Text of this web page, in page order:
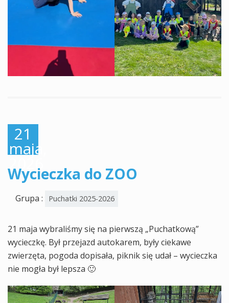
21
maja,
2026
Wycieczka do ZOO
Grupa : Puchatki 2025-2026
21 maja wybraliśmy się na pierwszą „Puchatkową”
wycieczkę. Był przejazd autokarem, były ciekawe
zwierzęta, pogoda dopisała, piknik się udał – wycieczka
nie mogła był lepsza 🙂